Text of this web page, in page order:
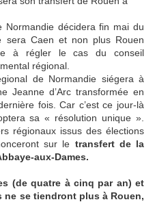
Normandie décidera fin mai du
Caen et non plus Rouen
à régler le cas du conseil
régional.
de Normandie siégera à
Jeanne d’Arc transformée en
fois. Car c’est ce jour-là
sa « résolution unique ».
régionaux issus des élections
sur le transfert de la
aux-Dames.
(de quatre à cinq par an) et
ne se tiendront plus à Rouen,